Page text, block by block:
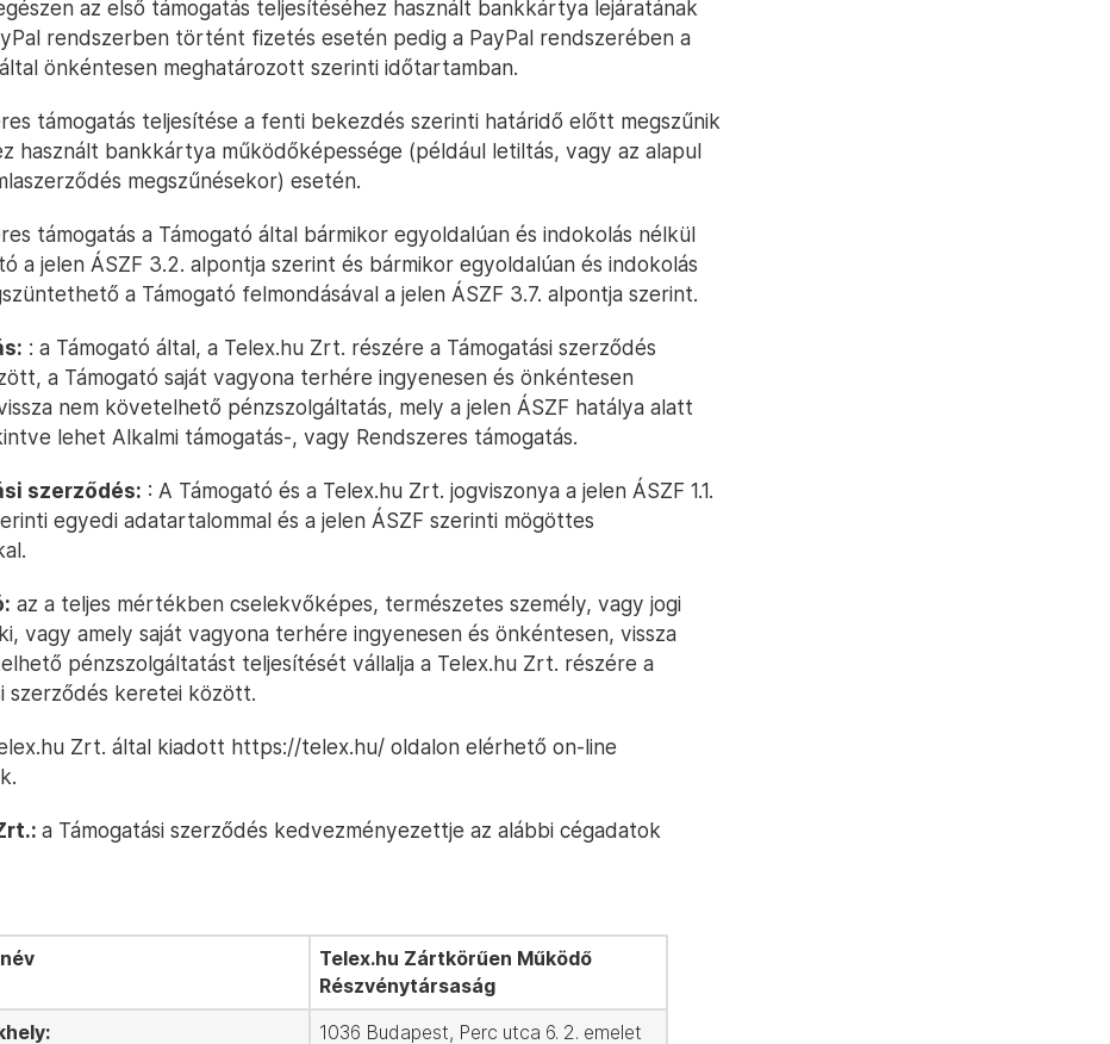
az első támogatás teljesítéséhez használt bankkártya lejáratának
rendszerben történt fizetés esetén pedig a PayPal rendszerében a
önkéntesen meghatározott szerinti időtartamban.
támogatás teljesítése a fenti bekezdés szerinti határidő előtt megszűnik
használt bankkártya működőképessége (például letiltás, vagy az alapul
megszűnésekor) esetén.
támogatás a Támogató által bármikor egyoldalúan és indokolás nélkül
a jelen ÁSZF 3.2. alpontja szerint és bármikor egyoldalúan és indokolás
a Támogató felmondásával a jelen ÁSZF 3.7. alpontja szerint.
: a Támogató által, a Telex.hu Zrt. részére a Támogatási szerződés
a Támogató saját vagyona terhére ingyenesen és önkéntesen
nem követelhető pénzszolgáltatás, mely a jelen ÁSZF hatálya alatt
lehet Alkalmi támogatás-, vagy Rendszeres támogatás.
szerződés: : A Támogató és a Telex.hu Zrt. jogviszonya a jelen ÁSZF 1.1.
egyedi adatartalommal és a jelen ÁSZF szerinti mögöttes
az a teljes mértékben cselekvőképes, természetes személy, vagy jogi
vagy amely saját vagyona terhére ingyenesen és önkéntesen, vissza
pénzszolgáltatást teljesítését vállalja a Telex.hu Zrt. részére a
szerződés keretei között.
Zrt. által kiadott https://telex.hu/ oldalon elérhető on-line
a Támogatási szerződés kedvezményezettje az alábbi cégadatok
Telex.hu Zártkörűen Működő
Részvénytársaság
1036 Budapest, Perc utca 6. 2. emelet